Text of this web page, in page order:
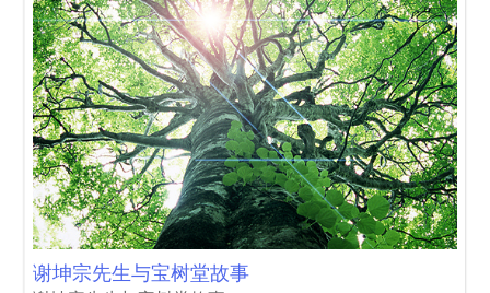
谢坤宗先生与宝树堂故事